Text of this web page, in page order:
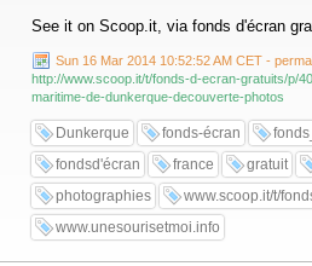
See it on Scoop.it, via fonds d'écran
Sun 16 Mar 2014 10:52:52 AM CET -
http://www.scoop.it/t/fonds-d-ecran-gratuits/p/
maritime-de-dunkerque-decouverte-photos
Dunkerque fonds-écran
fondsd'écran
france gratuit
photographies
www.scoop.it/t/
www.unesourisetmoi.info